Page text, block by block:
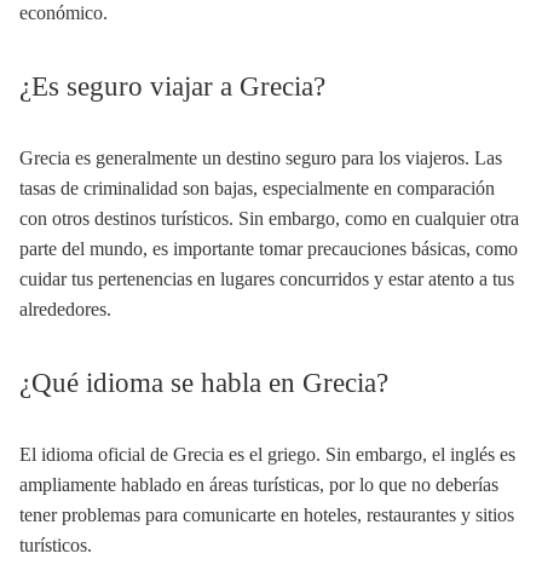
económico.
¿Es seguro viajar a Grecia?
Grecia es generalmente un destino seguro para los viajeros. Las
tasas de criminalidad son bajas, especialmente en comparación
con otros destinos turísticos. Sin embargo, como en cualquier otra
parte del mundo, es importante tomar precauciones básicas, como
cuidar tus pertenencias en lugares concurridos y estar atento a tus
alrededores.
¿Qué idioma se habla en Grecia?
El idioma oficial de Grecia es el griego. Sin embargo, el inglés es
ampliamente hablado en áreas turísticas, por lo que no deberías
tener problemas para comunicarte en hoteles, restaurantes y sitios
turísticos.